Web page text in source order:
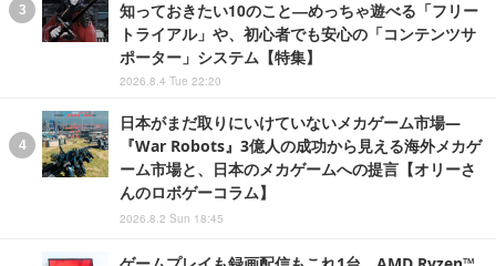
知っておきたい10のこと―めっちゃ遊べる「フリー
トライアル」や、初心者でも安心の「コンテンツサ
ポーター」システム【特集】
2026.8.4 Tue 22:20
日本がまだ取りにいけていないメカゲーム市場―
『War Robots』3億人の成功から見える海外メカゲ
ーム市場と、日本のメカゲームへの提言【オリーさ
んのロボゲーコラム】
2026.8.2 Sun 18:45